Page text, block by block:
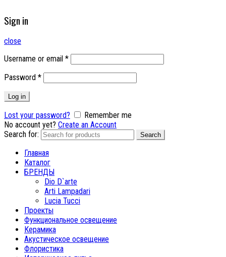
Sign in
close
Username or email *
Password *
Log in
Lost your password?
Remember me
No account yet? Create an Account
Search for:
Search
Главная
Каталог
БРЕНДЫ
Dio D`arte
Arti Lampadari
Lucia Tucci
Проекты
Функциональное освещение
Керамика
Акустическое освещение
Флористика